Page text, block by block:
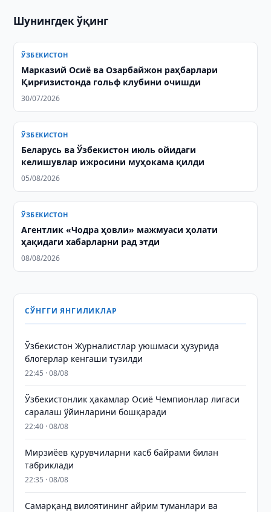
Шунингдек ўқинг
ЎЗБЕКИСТОН
Марказий Осиё ва Озарбайжон раҳбарлари
Қирғизистонда гольф клубини очишди
30/07/2026
ЎЗБЕКИСТОН
Беларусь ва Ўзбекистон июль ойидаги
келишувлар ижросини муҳокама қилди
05/08/2026
ЎЗБЕКИСТОН
Агентлик «Чодра ҳовли» мажмуаси ҳолати
ҳақидаги хабарларни рад этди
08/08/2026
СЎНГГИ ЯНГИЛИКЛАР
Ўзбекистон Журналистлар уюшмаси ҳузурида
блогерлар кенгаши тузилди
22:45 · 08/08
Ўзбекистонлик ҳакамлар Осиё Чемпионлар лигаси
саралаш ўйинларини бошқаради
22:40 · 08/08
Мирзиёев қурувчиларни касб байрами билан
табриклади
22:35 · 08/08
Самарқанд вилоятининг айрим туманлари ва